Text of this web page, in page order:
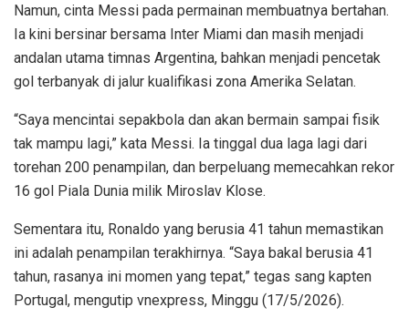
Namun, cinta Messi pada permainan membuatnya bertahan.
Ia kini bersinar bersama Inter Miami dan masih menjadi
andalan utama timnas Argentina, bahkan menjadi pencetak
gol terbanyak di jalur kualifikasi zona Amerika Selatan.
“Saya mencintai sepakbola dan akan bermain sampai fisik
tak mampu lagi,” kata Messi. Ia tinggal dua laga lagi dari
torehan 200 penampilan, dan berpeluang memecahkan rekor
16 gol Piala Dunia milik Miroslav Klose.
Sementara itu, Ronaldo yang berusia 41 tahun memastikan
ini adalah penampilan terakhirnya. “Saya bakal berusia 41
tahun, rasanya ini momen yang tepat,” tegas sang kapten
Portugal, mengutip vnexpress, Minggu (17/5/2026).